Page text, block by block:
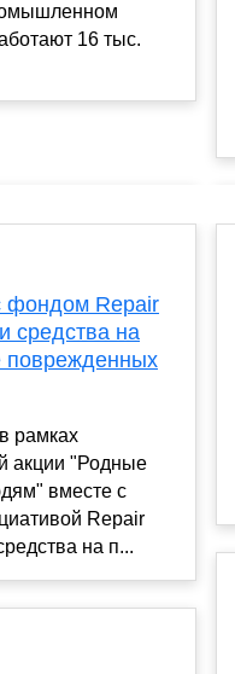
16 тыс.
фондом Repair
средства на
поврежденных
рамках
акции "Родные
вместе с
Repair
на п...